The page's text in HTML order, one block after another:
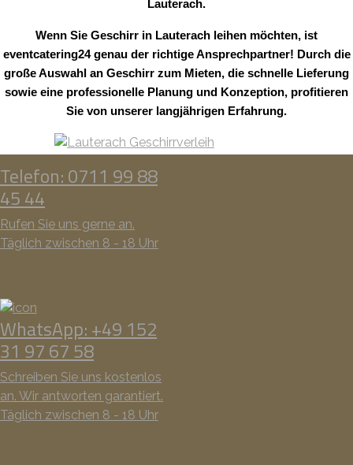
Lauterach.
Wenn Sie Geschirr in Lauterach leihen möchten, ist
eventcatering24 genau der richtige Ansprechpartner! Durch die
große Auswahl an Geschirr zum Mieten, die schnelle Lieferung
sowie eine professionelle Planung und Konzeption, profitieren
Sie von unserer langjährigen Erfahrung.
Telefon: 0711 99 88
45 44
Rufen Sie uns gerne an.
Täglich zwischen 8 - 18 Uhr
WhatsApp: +49 152
31 97 67 58
Schreiben Sie uns kostenlos
an. Wir antworten garantiert.
Täglich zwischen 8 - 18 Uhr